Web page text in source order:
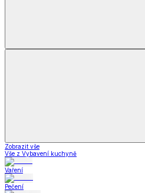
Zobrazit vše
Vše z Vybavení kuchyně
Vaření
Pečení